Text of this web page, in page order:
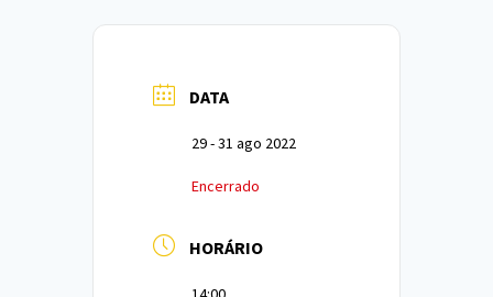
DATA
29 - 31 ago 2022
Encerrado
HORÁRIO